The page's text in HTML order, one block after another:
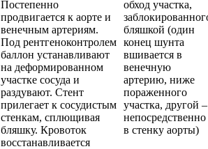
Постепенно
продвигается к аорте и
венечным артериям.
Под рентгеноконтролем
баллон устанавливают
на деформированном
участке сосуда и
раздувают. Стент
прилегает к сосудистым
стенкам, сплющивая
бляшку. Кровоток
восстанавливается
обход участка,
бляшкой (один
конец шунта
вшивается в
венечную
артерию, ниже
пораженного
участка, другой –
непосредственно
в стенку аорты)